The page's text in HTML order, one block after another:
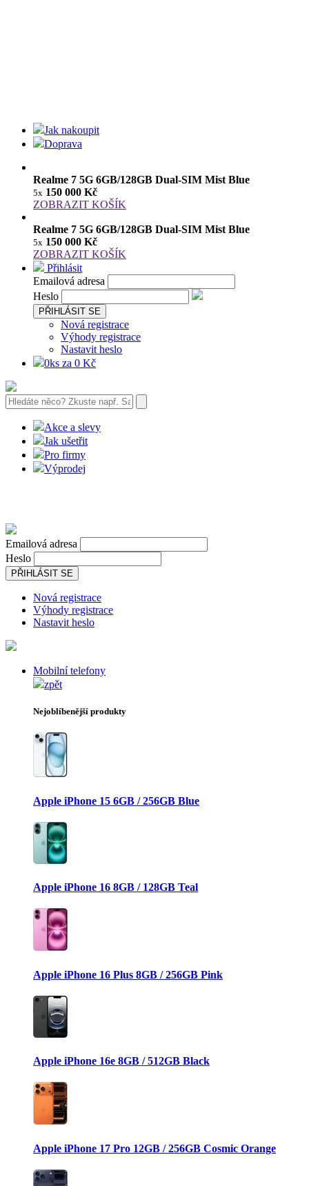
Jak nakoupit
Doprava
Realme 7 5G 6GB/128GB Dual-SIM Mist Blue
5x 150 000 Kč
ZOBRAZIT KOŠÍK
Realme 7 5G 6GB/128GB Dual-SIM Mist Blue
5x 150 000 Kč
ZOBRAZIT KOŠÍK
Přihlásit
Emailová adresa
Heslo
PŘIHLÁSIT SE
Nová registrace
Výhody registrace
Nastavit heslo
0ks za 0 Kč
Akce a slevy
Jak ušetřit
Pro firmy
Výprodej
Emailová adresa
Heslo
PŘIHLÁSIT SE
Nová registrace
Výhody registrace
Nastavit heslo
Mobilní telefony
zpět
Nejoblíbenější produkty
Apple iPhone 15 6GB / 256GB Blue
Apple iPhone 16 8GB / 128GB Teal
Apple iPhone 16 Plus 8GB / 256GB Pink
Apple iPhone 16e 8GB / 512GB Black
Apple iPhone 17 Pro 12GB / 256GB Cosmic Orange